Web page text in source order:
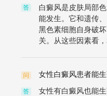
答
白癜风是皮肤局部
能发生。它和遗传
黑色素细胞自身破
关。从这些因素看
问 女性白癜风患者能
答
女性有白癜风也能